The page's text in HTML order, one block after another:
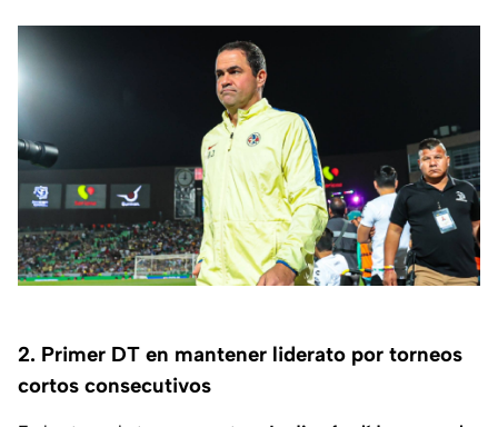
2. Primer DT en mantener liderato por torneos
cortos consecutivos